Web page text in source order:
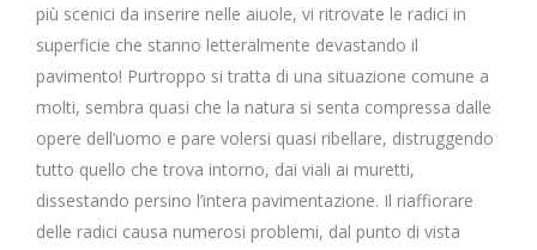
più scenici da inserire nelle aiuole, vi ritrovate le radici in
superficie che stanno letteralmente devastando il
pavimento! Purtroppo si tratta di una situazione comune a
molti, sembra quasi che la natura si senta compressa dalle
opere dell’uomo e pare volersi quasi ribellare, distruggendo
tutto quello che trova intorno, dai viali ai muretti,
dissestando persino l’intera pavimentazione. Il riaffiorare
delle radici causa numerosi problemi, dal punto di vista